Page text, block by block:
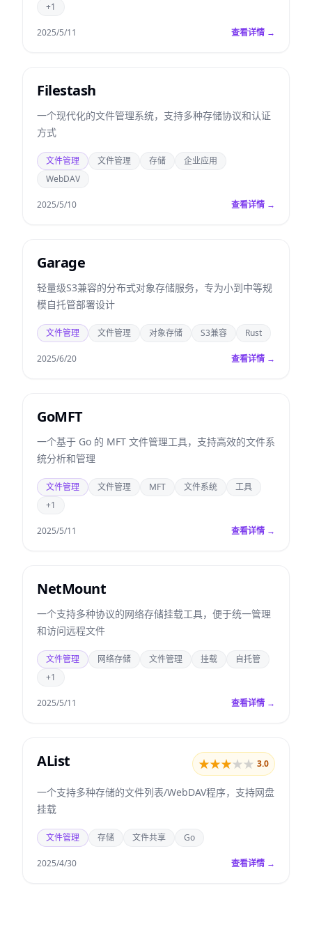
+1
2025/5/11 查看详情 →
Filestash
一个现代化的文件管理系统，支持多种存储协议和认证
方式
文件管理 文件管理 存储
企业应用
WebDAV
2025/5/10 查看详情 →
Garage
轻量级S3兼容的分布式对象存储服务，专为小到中等规
模自托管部署设计
文件管理 文件管理 对象存储 S3兼容 Rust
2025/6/20 查看详情 →
GoMFT
一个基于 Go 的 MFT 文件管理工具，支持高效的文件系
统分析和管理
文件管理 文件管理 MFT 文件系统
工具
+1
2025/5/11 查看详情 →
NetMount
一个支持多种协议的网络存储挂载工具，便于统一管理
和访问远程文件
文件管理 网络存储 文件管理 挂载
自托管
+1
2025/5/11 查看详情 →
AList ★★★★★ 3.0
一个支持多种存储的文件列表/WebDAV程序，支持网盘
挂载
文件管理 存储 文件共享 Go
2025/4/30 查看详情 →